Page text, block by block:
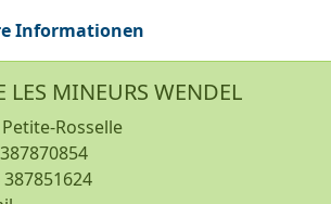
Informationen
LES MINEURS WENDEL
Petite-Rosselle
387851624